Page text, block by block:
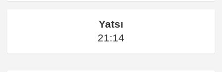
Yatsı
21:14